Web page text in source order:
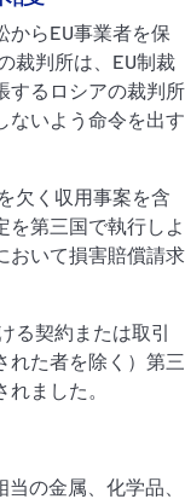
からEU事業者を保
裁判所は、EU制裁
するロシアの裁判所
ないよう命令を出す
欠く収用事案を含
を第三国で執行しよ
おいて損害賠償請求
る契約または取引
れた者を除く）第三
ました。
の金属、化学品、